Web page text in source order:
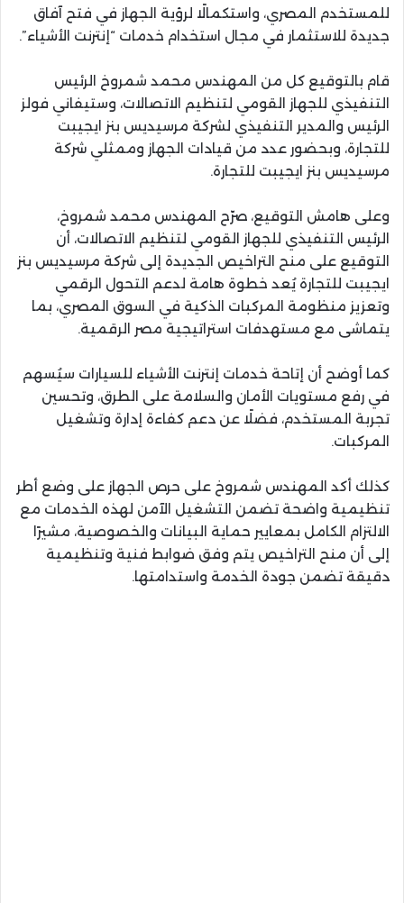
للمستخدم المصري، واستكمالًا لرؤية الجهاز في فتح آفاق
جديدة للاستثمار في مجال استخدام خدمات “إنترنت الأشياء”.
قام بالتوقيع كل من المهندس محمد شمروخ الرئيس
التنفيذي للجهاز القومي لتنظيم الاتصالات، وستيفاني فولز
الرئيس والمدير التنفيذي لشركة مرسيديس بنز ايجيبت
للتجارة، وبحضور عدد من قيادات الجهاز وممثلي شركة
مرسيديس بنز ايجيبت للتجارة.
وعلى هامش التوقيع، صرّح المهندس محمد شمروخ،
الرئيس التنفيذي للجهاز القومي لتنظيم الاتصالات، أن
التوقيع على منح التراخيص الجديدة إلى شركة مرسيديس بنز
ايجيبت للتجارة يُعد خطوة هامة لدعم التحول الرقمي
وتعزيز منظومة المركبات الذكية في السوق المصري، بما
يتماشى مع مستهدفات استراتيجية مصر الرقمية.
كما أوضح أن إتاحة خدمات إنترنت الأشياء للسيارات سيُسهم
في رفع مستويات الأمان والسلامة على الطرق، وتحسين
تجربة المستخدم، فضلًا عن دعم كفاءة إدارة وتشغيل
المركبات.
كذلك أكد المهندس شمروخ على حرص الجهاز على وضع أطر
تنظيمية واضحة تضمن التشغيل الآمن لهذه الخدمات مع
الالتزام الكامل بمعايير حماية البيانات والخصوصية، مشيرًا
إلى أن منح التراخيص يتم وفق ضوابط فنية وتنظيمية
دقيقة تضمن جودة الخدمة واستدامتها.